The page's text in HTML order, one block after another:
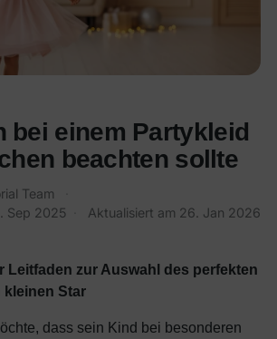
bei einem Partykleid
beachten sollte
Team
Sep 2025 Aktualisiert am 26. Jan 2026
Leitfaden zur Auswahl des perfekten
kleinen Star
dass sein Kind bei besonderen